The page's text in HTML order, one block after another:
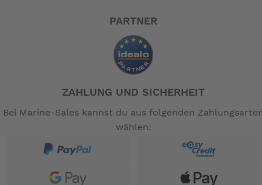
PARTNER
ZAHLUNG UND SICHERHEIT
Bei Marine-Sales kannst du aus folgenden
wählen: